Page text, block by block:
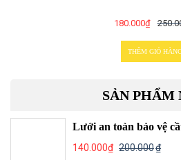
180.000₫
THÊM GIỎ
SẢN PHẨM
Lưới an toàn bảo vệ
140.000₫ 200.000₫